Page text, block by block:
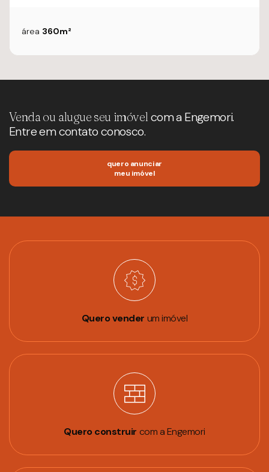
área 360m²
Venda ou alugue seu imóvel com a Engemori.
Entre em contato conosco.
quero anunciar
meu imóvel
Quero vender um imóvel
Quero construir com a Engemori